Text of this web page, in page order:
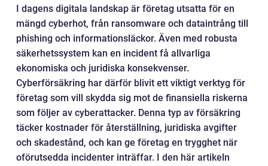
I dagens digitala landskap är företag utsatta för en
mängd cyberhot, från ransomware och dataintrång till
phishing och informationsläckor. Även med robusta
säkerhetssystem kan en incident få allvarliga
ekonomiska och juridiska konsekvenser.
Cyberförsäkring har därför blivit ett viktigt verktyg för
företag som vill skydda sig mot de finansiella riskerna
som följer av cyberattacker. Denna typ av försäkring
täcker kostnader för återställning, juridiska avgifter
och skadestånd, och kan ge företag en trygghet när
oförutsedda incidenter inträffar. I den här artikeln